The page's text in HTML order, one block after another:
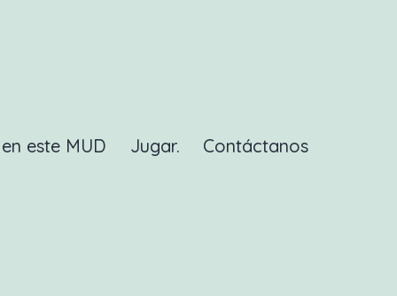
este MUD Jugar. Contáctanos